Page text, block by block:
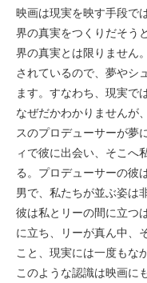
映画は現実を映す手段で
界の真実をつくりだそう
界の真実とは限りません
されているので、夢やシ
ます。すなわち、現実で
なぜだかわかりませんが
スのプロデューサーが夢
ィで彼に出会い、そこへ
る。プロデューサーの彼
男で、私たちが並ぶ姿は
彼は私とリーの間に立つ
に立ち、リーが真ん中、
こと、現実には一度もな
このような認識は映画に